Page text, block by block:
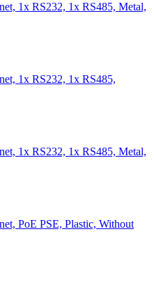
1x RS232, 1x RS485, Metal,
1x RS232, 1x RS485,
1x RS232, 1x RS485, Metal,
PoE PSE, Plastic, Without